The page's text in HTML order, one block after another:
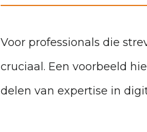
Voor professionals die
cruciaal. Een voorbeeld
delen van expertise in